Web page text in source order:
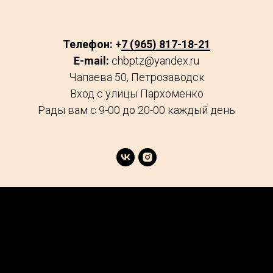
Телефон: +7 (965) 817-18-21
E-mail: chbptz@yandex.ru
Чапаева 50, Петрозаводск
Вход с улицы Пархоменко
Рады вам с 9-00 до 20-00 каждый день